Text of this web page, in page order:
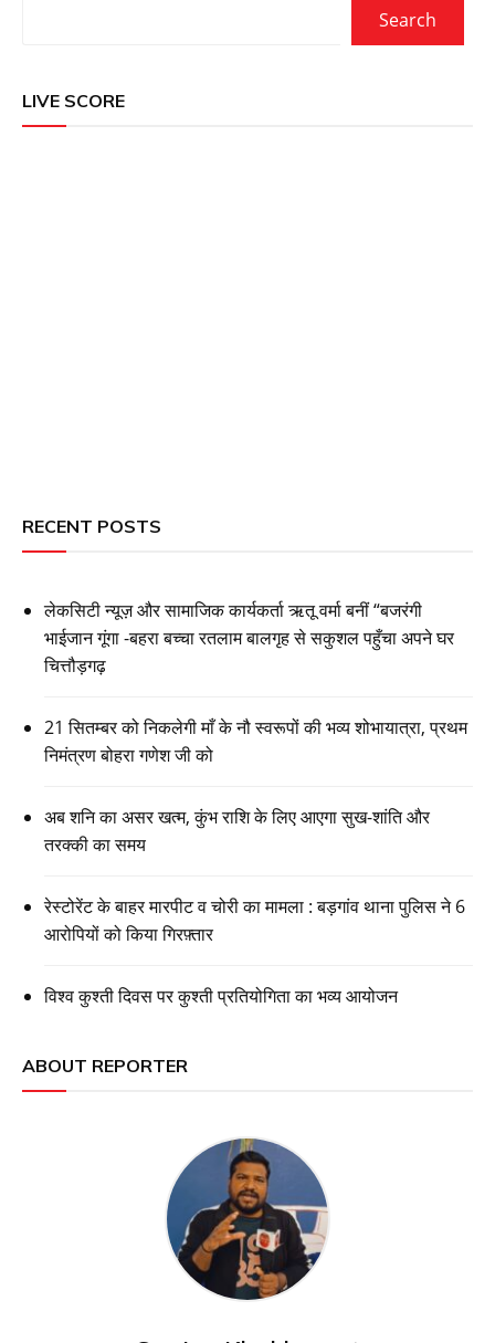
Search
LIVE SCORE
RECENT POSTS
लेकसिटी न्यूज़ और सामाजिक कार्यकर्ता ऋतू वर्मा बनीं “बजरंगी
भाईजान गूंगा -बहरा बच्चा रतलाम बालगृह से सकुशल पहुँचा अपने घर
चित्तौड़गढ़
21 सितम्बर को निकलेगी माँ के नौ स्वरूपों की भव्य शोभायात्रा, प्रथम
निमंत्रण बोहरा गणेश जी को
अब शनि का असर खत्म, कुंभ राशि के लिए आएगा सुख-शांति और
तरक्की का समय
रेस्टोरेंट के बाहर मारपीट व चोरी का मामला : बड़गांव थाना पुलिस ने 6
आरोपियों को किया गिरफ़्तार
विश्व कुश्ती दिवस पर कुश्ती प्रतियोगिता का भव्य आयोजन
ABOUT REPORTER